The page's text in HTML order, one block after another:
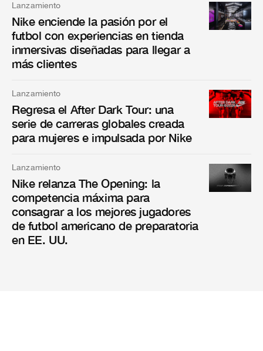
Lanzamiento
Nike enciende la pasión por el
futbol con experiencias en tienda
inmersivas diseñadas para llegar a
más clientes
Lanzamiento
Regresa el After Dark Tour: una
serie de carreras globales creada
para mujeres e impulsada por Nike
Lanzamiento
Nike relanza The Opening: la
competencia máxima para
consagrar a los mejores jugadores
de futbol americano de preparatoria
en EE. UU.